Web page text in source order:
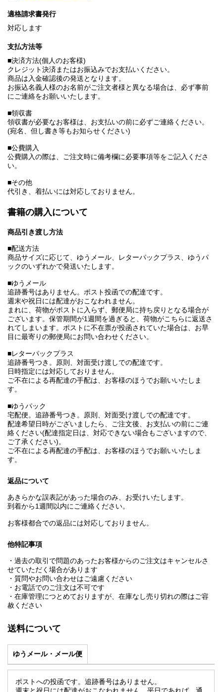
適格請求書発行
対応します
支払方法等
■決済方法(個人のお客様)
クレジット決済またはお振込みでお支払いください。
商品は入金確認後の発送となります。
お振込名義人様のお名前がご注文者様と異なる場合は、必ず事前
にご連絡をお願いいたします。
■領収書
領収書が必要なお客様は、お支払いの前に必ずご連絡ください。
(宛名、但し書き等もお知らせください)
■公費購入
公費購入の際は、ご注文時に備考欄に必要事項等をご記入くださ
い。
■その他
代引き、着払いには対応しておりません。
書籍の購入について
商品引き渡し方法
■配送方法
商品サイズに応じて、ゆうメール、レターパックプラス、ゆうパ
ックのいずれかで発送いたします。
■ゆうメール
追跡番号はありません。ポスト投函での配達です。
週末や祝日には配達がおこなわれません。
まれに、荷物がポストに入らず、郵便局に持ち戻りとなる場合が
ございます。保管期間が1週間を過ぎると、荷物がこちらに返送さ
れてしまいます。ポストに不在票が投函されていた場合は、お早
目に最寄りの郵便局にお問い合わせください。
■レターパックプラス
追跡番号つき。原則、対面受け渡しでの配達です。
日時指定には対応しておりません。
ご不在による再配達の手配は、お客様のほうでお願いいたしま
す。
■ゆうパック
宅配便。追跡番号つき。原則、対面受け渡しでの配達です。
配達希望日時がございましたら、ご注文後、お支払いの前にご連
絡ください(配達指定日は、対応できない場合もございますので、
ご了承ください)。
ご不在による再配達の手配は、お客様のほうでお願いいたしま
す。
返品について
あきらかな誤表記があった場合のみ、お受けいたします。
到着から1週間以内にご連絡ください。
お客様都合での返品には対応しておりません。
他特記事項
・過去の取引で問題のあったお客様からのご注文はキャンセルさ
せていただく場合があります
・質問やお問い合わせはご遠慮ください
・お電話でのご注文は不可です
・在庫管理につとめておりますが、在庫なし売り切れの際はご容
赦ください
送料について
ゆうメール・メール便
ポストへの投函です。追跡番号はありません。